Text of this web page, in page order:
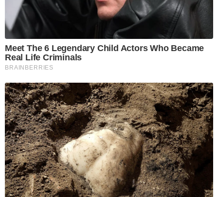
Meet The 6 Legendary Child Actors Who Became
Real Life Criminals
BRAINBERRIES